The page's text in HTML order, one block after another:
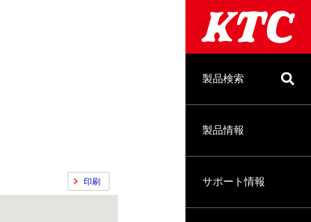
製品検索
製品情報
サポート情報
印刷